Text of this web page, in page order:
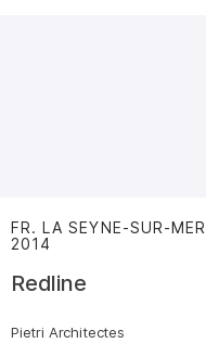
FR. LA SEYNE-SUR-MER
2014
Redline
Pietri Architectes